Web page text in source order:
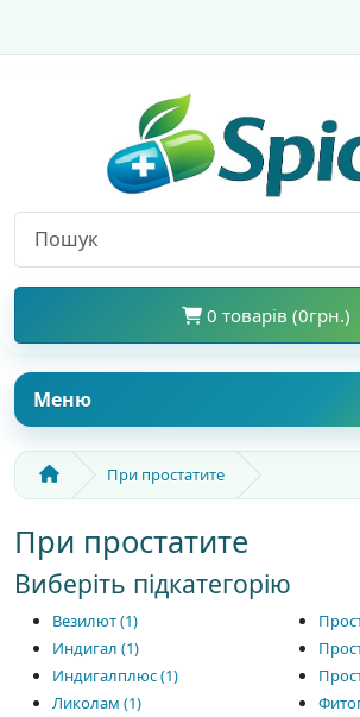
0 товарів (0грн.)
Меню
При простатите
При простатите
Виберіть підкатегорію
Везилют (1)
Индигал (1)
Индигалплюс (1)
Ликолам (1)